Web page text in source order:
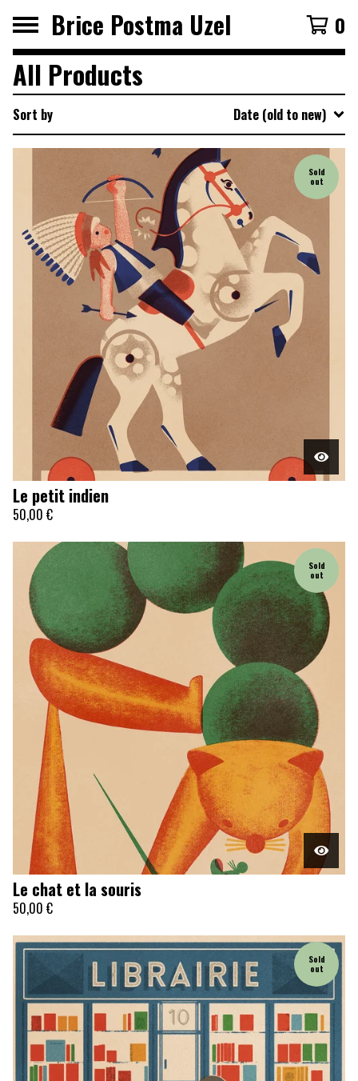
Brice Postma Uzel 0
All Products
Sort by Date (old to new)
Sold
out
Le petit indien
50,00 €
Sold
out
Le chat et la souris
50,00 €
Sold
out